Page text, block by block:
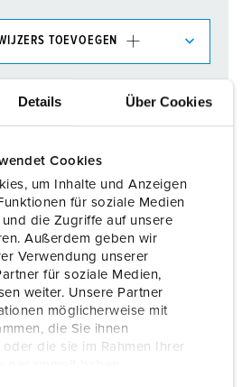
Details Über Cookies
Cookies
um Inhalte und Anzeigen
für soziale Medien
die Zugriffe auf unsere
Außerdem geben wir
Verwendung unserer
für soziale Medien,
weiter. Unsere Partner
möglicherweise mit
die Sie ihnen
die sie im Rahmen Ihrer
TOEVOEGEN
in het gedeelte
in verschillende lijsten beheren.
TOEVOEGEN